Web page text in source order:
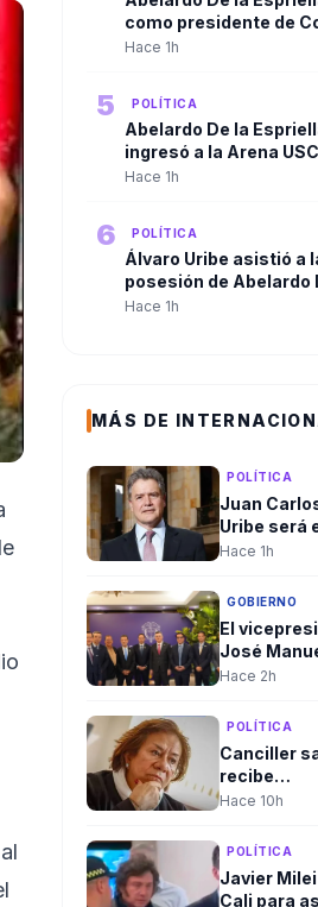
como presidente de
y recibió la banda
Hace 1h
5 POLÍTICA
Abelardo De la
ingresó a la Arena
iniciar la ceremonia de
Hace 1h
6 POLÍTICA
Álvaro Uribe asistió a
posesión de Abelardo
Espriella y despejó las
Hace 1h
MÁS DE
POLÍTICA
Juan
Uribe será
embajador
Ecuador por
presidente
Abelardo
Espriella
Hace 1h
GOBIERNO
El
José
Restrepo
restablecer
relación
entre
Israel
Hace 2h
POLÍTICA
Canciller
recibe
rechazo de
que ha
cambios
Hace 10h
POLÍTICA
Javier
Cali para